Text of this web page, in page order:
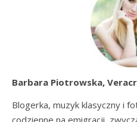
Barbara Piotrowska,
Blogerka, muzyk klasyczny i